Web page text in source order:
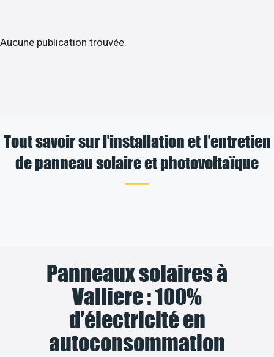
Aucune publication trouvée.
Tout savoir sur l’installation et l’entretien
de panneau solaire et photovoltaïque
Panneaux solaires à
Valliere : 100%
d’électricité en
autoconsommation